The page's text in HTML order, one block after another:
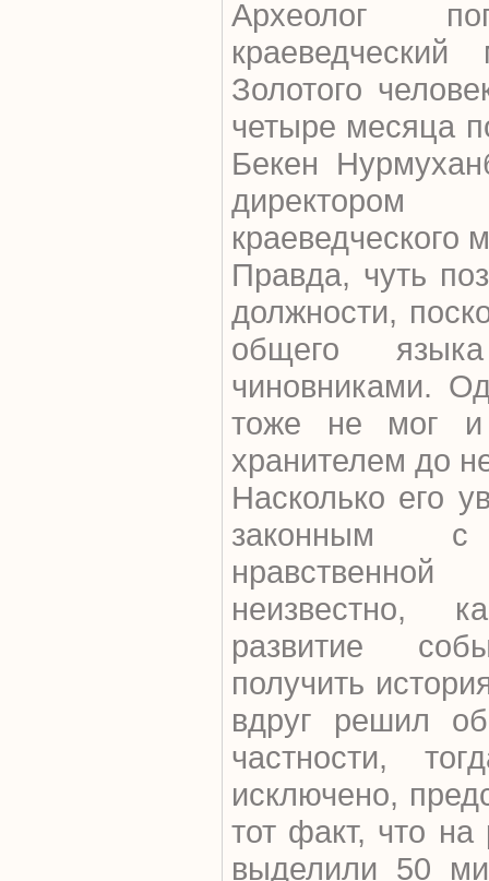
Археолог
Золотого
четыре месяца
Бекен
краеведческого
Правда, чуть
должности,
общего
чиновниками.
тоже не мог и
хранителем до
Насколько его
законным
неизвестно,
развитие
получить
вдруг решил
частности,
исключено,
тот факт, что
выделили 50